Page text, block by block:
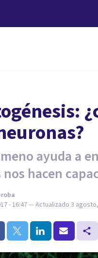
ayuda a
hacen
- 16:47— Actualizado 3